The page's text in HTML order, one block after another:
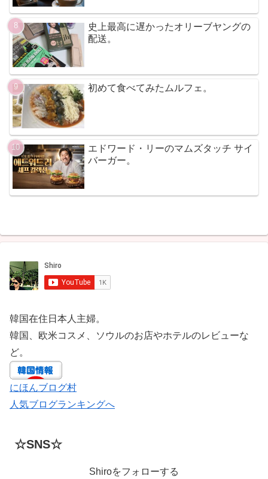
史上最高に遅かったオリーブヤングの
配送。
初めて食べてみたムルフェ。
エドワード・リーのマムズタッチ サイ
バーガー。
韓国在住日本人主婦。
韓国、欧米コスメ、ソウルのお店やホテルのレビューな
ど。
にほんブログ村
人気ブログランキングへ
☆SNS☆
Shiroをフォローする